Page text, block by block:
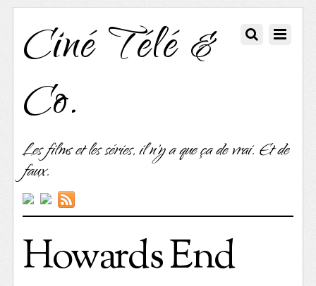
Ciné Télé &
Co.
Les films et les séries, il n'y a que ça de vrai. Et de
faux.
Howards End